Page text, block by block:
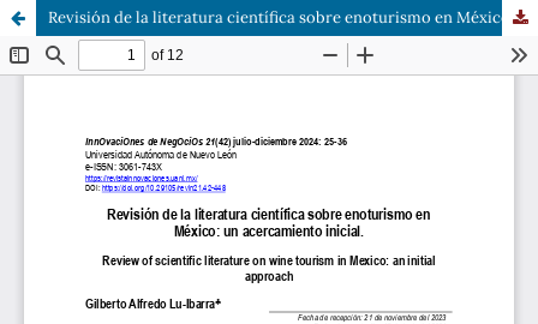
Revisión de la literatura científica sobre enoturismo en México: un acercamiento inicial